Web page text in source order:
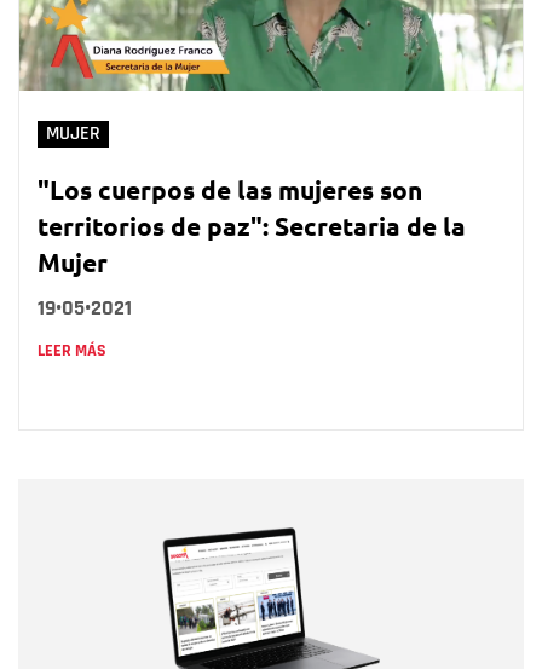
MUJER
"Los cuerpos de las mujeres son
territorios de paz": Secretaria de la
Mujer
19•05•2021
LEER MÁS
Correo electrónico